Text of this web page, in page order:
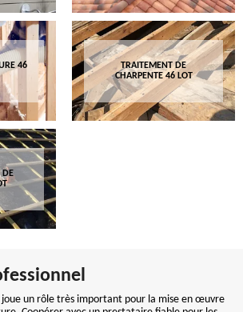
46
TRAITEMENT DE
CHARPENTE 46 LOT
DE
un rôle très important pour la mise en œuvre